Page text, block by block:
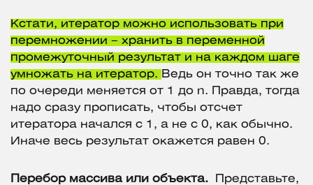
Кстати, итератор можно использовать при
перемножении – хранить в переменной
промежуточный результат и на каждом шаге
умножать на итератор. Ведь он точно так же
по очереди меняется от 1 до n. Правда, тогда
надо сразу прописать, чтобы отсчет
итератора начался с 1, а не с 0, как обычно.
Иначе весь результат окажется равен 0.
Перебор массива или объекта.
Представьте,